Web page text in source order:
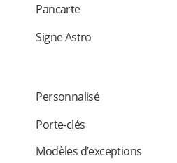
Pancarte
Signe Astro
Personnalisé
Porte-clés
Modèles d’exceptions